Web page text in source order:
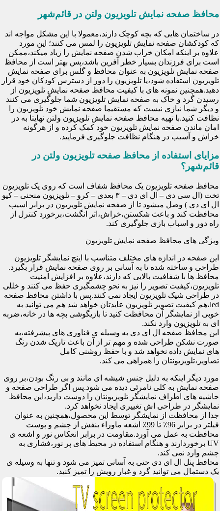
محافظ صفحه نمایش تلویزیون ولتن در قائم‌شهر
در ساختمان هایی که بچه کوچک دارند،معمولا با این مشکل مواجه اند
که کودکشان صفحه نمایش تلویزیون را لمس می کنند؛ این مورد
علاوه بر اینکه امکان خراب شدن صفحه نمایش را زیاد میکند،ممکن
است برای فرزندان بسیار خطر آفرین باشد،پس بهتر است از محافظ
صفحه نمایش تلویزیون به عنوان محافظ و گلس برای صفحه نمایش
تلویزیون استفاده شود،یا تلویزیون را دور از دسترس کودکان خود قرار
دهید.همچنین نمونه های با کیفیت محافظ صفحه نمایش تلویزیون از
رسیدن گرد و خاک به صفحه نمایش تلویزیون شما جلوگیری می کنند
و دیگر شما نیازی نیست که مستقیما صفحه نمایش خود تلویزیون را
نظافت کنید.با تهیه محافظ صفحه نمایش تلویزیون ولتن نهایتا به در
امان ماندن صفحه نمایش تلویزیون خود کمک کرده و از هرگونه
خراش و آسیب در هنگام نظافت جلوگیری فرمایید.
مزایای استفاده از محافظ صفحه تلویزیون ولتن در
قائم‌شهر؟
محافظ صفحه تلویزیون یک محافظ شفاف است که روی یک تلویزیون
تخت (ال سی دی – ال ای دی – ۳ بعدی – کرو – تلویزیون منحنی – کیو
ال ای دی ) وصل میشود تا از صفحه نمایش تلویزیون در برابر اسیب
محافظت کند و باعث شکستن،خراش،اثر انگشت،برخورد کنترل از
راه دور و اسباب بازی جلوگیری کند.
ویژگی های محافظ صفحه نمایش تلویزیون
این صفحه در اندازه های مختلف متناسب با اینچ نمایشگر تلویزیون
طراحی و ساخته شده تا به آسانی بر روی صفحه نمایش قرار بگیرد.
محافظ ها با شفافیت بالایی که دارند،علاوه بر افزایش امنیت
تلویزیون،کیفیت تصویر را نیز به نحو چشمگیری حفظ می کنند و خللی
در طراحی شیک تلویزیون ایجاد نمی کنند.پس با داشتن محافظ صفحه
led،هم کیفیت تصویر تلویزیون عایدتان خواهد شد هم می توانید به
خوبی از نمایشگر آن محافظت کنید تا بازیگوشی بچه ها در خانه،ضربه
ای به تلویزیون وارد نکند.
این محافظ صفحه ال ای دی به وسیله ی فناوری های پیشرفته،به
صورت نشکن طراحی شده و مهم تر از آن باعث تاریک شدن رنگ
های نمایش داده نخواهد شد و با حفظ روشنی کامل
تصاویر،تلویزیونتان را همراهی می کند.
مورد دیگر اینکه به دلیل جنس شیشه ای مانند و بی رنگ بودن،بر روی
صفحه نمایش به کلی نامرئی دیده می شود.پس اگر طراحی صفحه و
حاشیه های اطراف نمایشگر تلویزیونتان را دوست دارید،این محافظ
نمایشگر در طراحی اش تغییری ایجاد نخواهد کرد.
جدا از محافظت از نمایشگر توسط این محصول،همچنین به عنوان
فیلتر در برابر 96٪ تا 99٪ اشعه ماوراء بنفش از چشم و پوست
محافظت به عمل می آورد.مقاومت در برابر انعکاس نور و اشعه ی
UV برخوردارند و هنگام استفاده در محیط های پر نور،فشاری به
چشم وارد نمی کند.
محافظ پنل ال ای دی حتی به آسانی تمیز می شود و تنها به وسیله ی
یک دستمال می توانید گرد و غبار رویش را تمیز کنید.